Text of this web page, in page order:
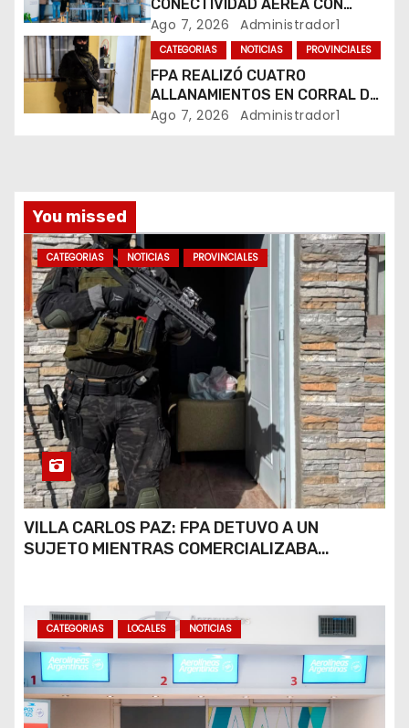
r
a
d
CONECTIVIDAD AÉREA CON
CUATRO VUELOS SEMANALES A
BUENOS AIRES
Ago 7, 2026 Administrador1
CATEGORIAS NOTICIAS PROVINCIALES
FPA REALIZÓ CUATRO
ALLANAMIENTOS EN CORRAL DE
BUSTOS-IFFLINGER
Ago 7, 2026 Administrador1
You missed
CATEGORIAS NOTICIAS PROVINCIALES
VILLA CARLOS PAZ: FPA DETUVO A UN
SUJETO MIENTRAS COMERCIALIZABA
CATEGORIAS LOCALES NOTICIAS